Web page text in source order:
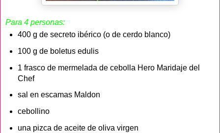
Para 4 personas:
400 g de secreto ibérico (o de cerdo blanco)
100 g de boletus edulis
1 frasco de mermelada de cebolla Hero Maridaje del
Chef
sal en escamas Maldon
cebollino
una pizca de aceite de oliva virgen